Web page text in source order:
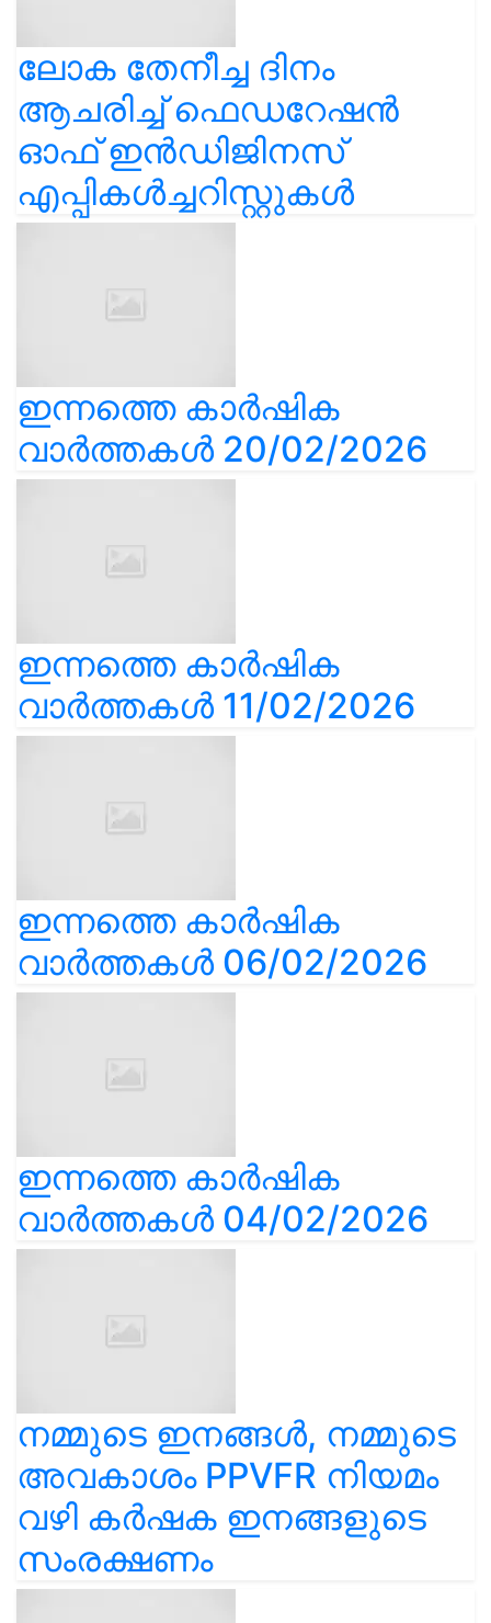
ലോക തേനീച്ച ദിനം
ആചരിച്ച് ഫെഡറേഷൻ
ഓഫ് ഇൻഡിജിനസ്
എപ്പികൾച്ചറിസ്റ്റുകൾ
ഇന്നത്തെ കാർഷിക
വാർത്തകൾ 20/02/2026
ഇന്നത്തെ കാർഷിക
വാർത്തകൾ 11/02/2026
ഇന്നത്തെ കാർഷിക
വാർത്തകൾ 06/02/2026
ഇന്നത്തെ കാർഷിക
വാർത്തകൾ 04/02/2026
നമ്മുടെ ഇനങ്ങൾ, നമ്മുടെ
അവകാശം PPVFR നിയമം
വഴി കർഷക ഇനങ്ങളുടെ
സംരക്ഷണം